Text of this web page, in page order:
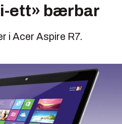
ett» bærbar
i Acer Aspire R7.